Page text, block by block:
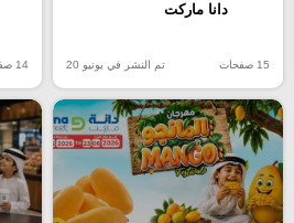
دانا ماركت
15 صفحات تم النشر في يونيو 20 14 صفحات